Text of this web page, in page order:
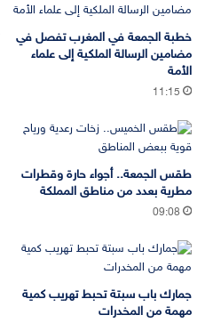
خطبة الجمعة في المغرب تفصل في
مضامين الرسالة الملكية إلى علماء
الأمة
11:15
طقس الجمعة.. أجواء حارة وقطرات
مطرية بعدد من مناطق المملكة
09:08
جمارك باب سبتة تحبط تهريب كمية
مهمة من المخدرات